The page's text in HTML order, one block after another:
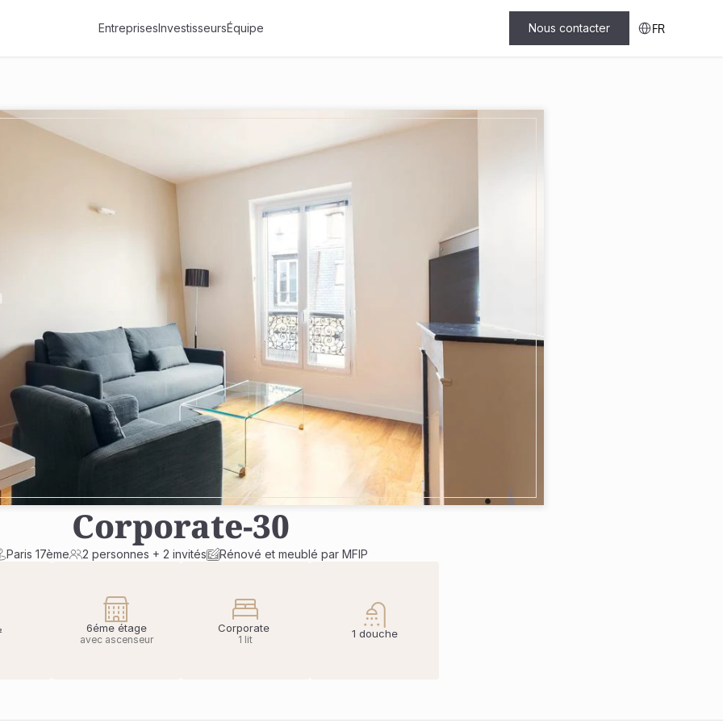
EntreprisesInvestisseursÉquipe Nous contacter FR
Corporate-30
Paris 17ème 2 personnes + 2 invités Rénové et meublé par MFIP
6éme étage
avec ascenseur
Corporate
1 lit 1 douche